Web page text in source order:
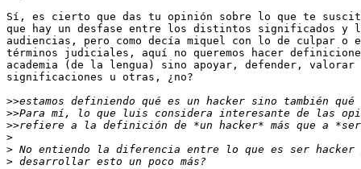
Sí, es cierto que das tu opinión sobre lo que te
que hay un desfase entre los distintos significados
audiencias, pero como decía miquel con lo de culpar o
términos judiciales, aquí no queremos hacer
academia (de la lengua) sino apoyar, defender, valorar
significaciones u otras, ¿no?
>>
>>
>>
>
>
>